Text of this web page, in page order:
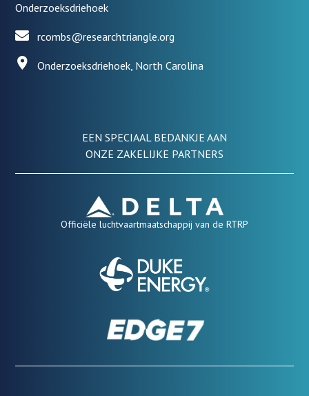
Onderzoeksdriehoek
rcombs@researchtriangle.org
Onderzoeksdriehoek, North Carolina
EEN SPECIAAL BEDANKJE AAN
ONZE ZAKELIJKE PARTNERS
Officiële luchtvaartmaatschappij van de RTRP